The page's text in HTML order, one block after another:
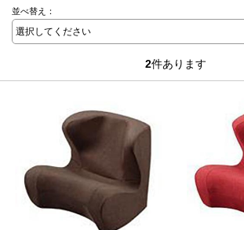
並べ替え：
2件あります